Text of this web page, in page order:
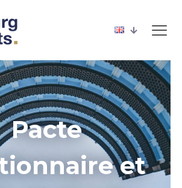
Pacte
et